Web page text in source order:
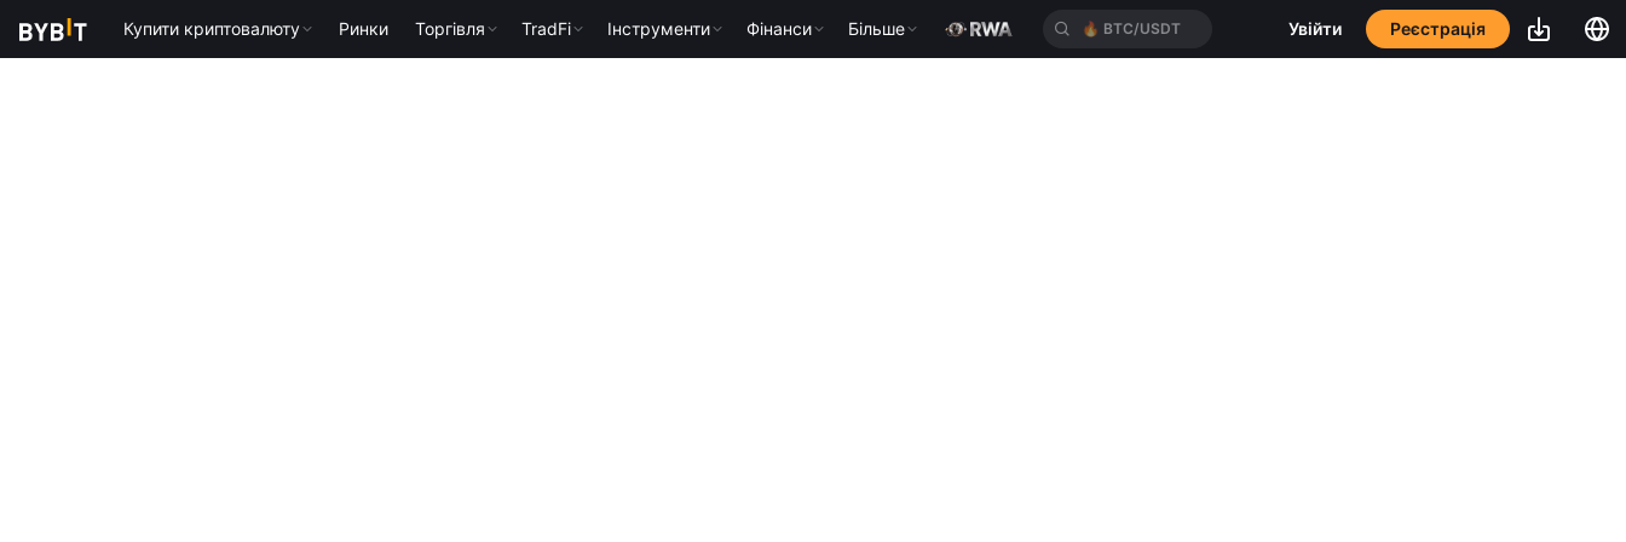
Купити криптовалюту Ринки Торгівля TradFi Інструменти Фінанси Більше 🔥 BTC/USDT Увійти Реєстрація